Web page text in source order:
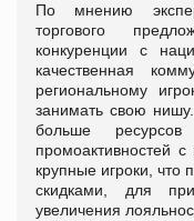
По мнению
торгового
конкуренции с
качественная
региональному
занимать свою
больше
промоактивностей
крупные игроки, что
скидками, для
увеличения